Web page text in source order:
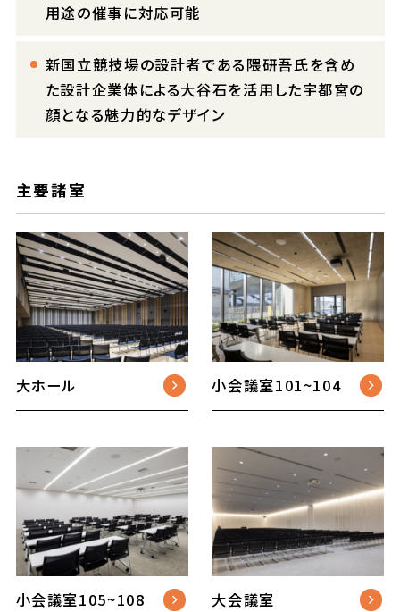
用途の催事に対応可能
新国立競技場の設計者である隈研吾氏を含め
た設計企業体による大谷石を活用した宇都宮の
顔となる魅力的なデザイン
主要諸室
大ホール 小会議室101~104
小会議室105~108 大会議室